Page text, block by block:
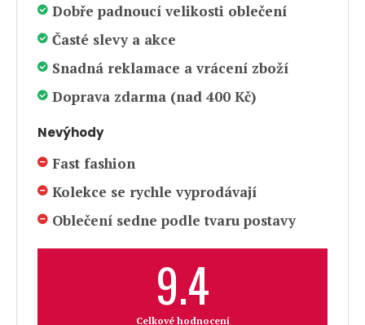
Dobře padnoucí velikosti oblečení
Časté slevy a akce
Snadná reklamace a vrácení zboží
Doprava zdarma (nad 400 Kč)
Nevýhody
Fast fashion
Kolekce se rychle vyprodávají
Oblečení sedne podle tvaru postavy
9.4
Celkové hodnocení